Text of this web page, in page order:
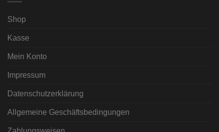
Shop
Kasse
Mein Konto
Impressum
Datenschutzerklärung
Allgemeine Geschäftsbedingungen